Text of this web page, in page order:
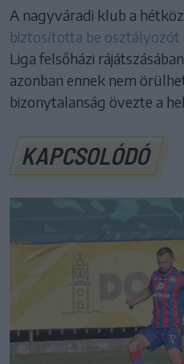
A nagyváradi klub a
biztosította be osztályozót
Liga felsőházi
azonban ennek nem
bizonytalanság övezte a
KAPCSOLÓDÓ